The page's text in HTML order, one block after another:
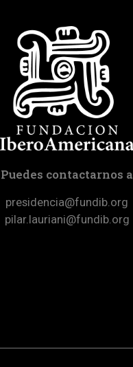
Puedes contactarnos a
presidencia@fundib.org
pilar.lauriani@fundib.org